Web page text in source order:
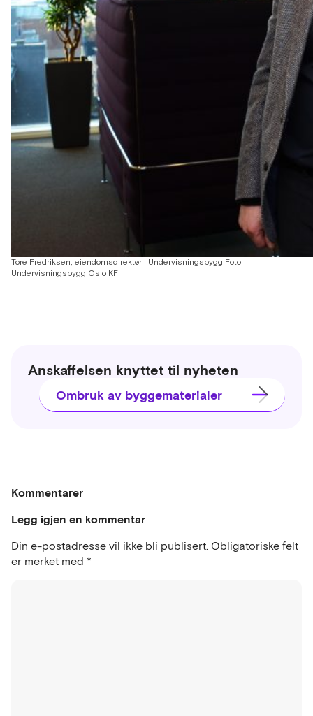
Tore Fredriksen, eiendomsdirektør i Undervisningsbygg Foto:
Undervisningsbygg Oslo KF
Anskaffelsen knyttet til nyheten
Ombruk av byggematerialer
Kommentarer
Legg igjen en kommentar
Din e-postadresse vil ikke bli publisert. Obligatoriske felt
er merket med *